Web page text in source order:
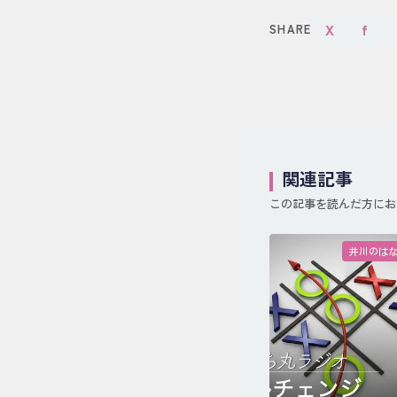
SHARE X f
関連記事
この記事を読んだ方に
井川のは